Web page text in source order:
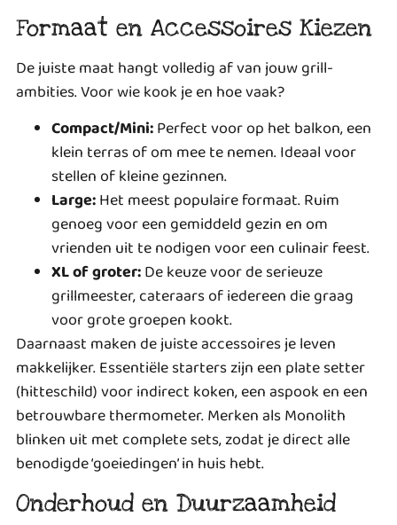
Formaat en Accessoires Kiezen
De juiste maat hangt volledig af van jouw grill-
ambities. Voor wie kook je en hoe vaak?
Compact/Mini:Perfect voor op het balkon, een
klein terras of om mee te nemen. Ideaal voor
stellen of kleine gezinnen.
Large:Het meest populaire formaat. Ruim
genoeg voor een gemiddeld gezin en om
vrienden uit te nodigen voor een culinair feest.
XL of groter:De keuze voor de serieuze
grillmeester, cateraars of iedereen die graag
voor grote groepen kookt.
Daarnaast maken de juiste accessoires je leven
makkelijker. Essentiële starters zijn een plate setter
(hitteschild) voor indirect koken, een aspook en een
betrouwbare thermometer. Merken als Monolith
blinken uit met complete sets, zodat je direct alle
benodigde ‘goeiedingen’ in huis hebt.
Onderhoud en Duurzaamheid